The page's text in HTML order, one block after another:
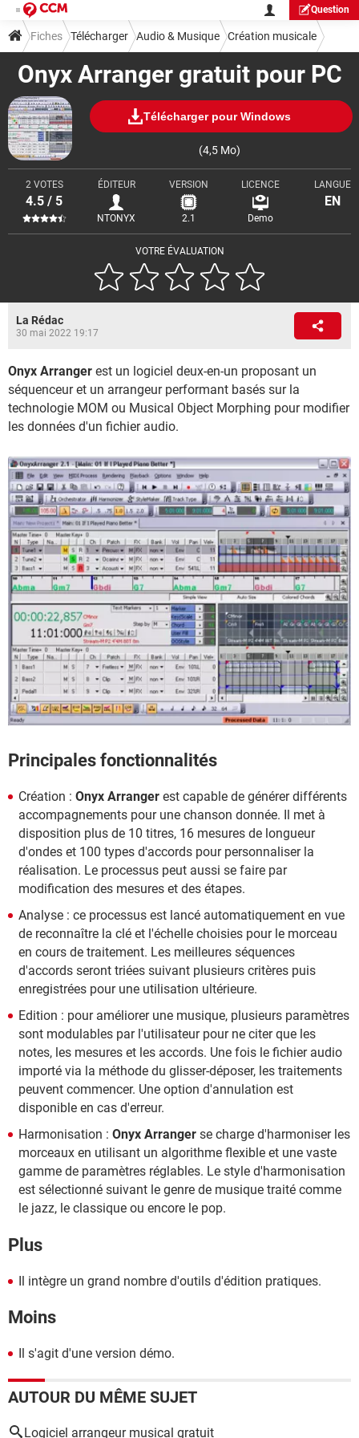
Question
Onyx Arranger gratuit pour PC
Télécharger pour Windows
(4,5 Mo)
VOTRE ÉVALUATION
2 VOTES
4.5 / 5
ÉDITEUR
NTONYX
VERSION
2.1
LICENCE
Demo
LANGUE
EN
Fiches Télécharger Audio & Musique Création musicale
La Rédac
30 mai 2022 19:17
Onyx Arranger est un logiciel deux-en-un proposant un
séquenceur et un arrangeur performant basés sur la
technologie MOM ou Musical Object Morphing pour modifier
les données d'un fichier audio.
Principales fonctionnalités
Création : Onyx Arranger est capable de générer différents
accompagnements pour une chanson donnée. Il met à
disposition plus de 10 titres, 16 mesures de longueur
d'ondes et 100 types d'accords pour personnaliser la
réalisation. Le processus peut aussi se faire par
modification des mesures et des étapes.
Analyse : ce processus est lancé automatiquement en vue
de reconnaître la clé et l'échelle choisies pour le morceau
en cours de traitement. Les meilleures séquences
d'accords seront triées suivant plusieurs critères puis
enregistrées pour une utilisation ultérieure.
Edition : pour améliorer une musique, plusieurs paramètres
sont modulables par l'utilisateur pour ne citer que les
notes, les mesures et les accords. Une fois le fichier audio
importé via la méthode du glisser-déposer, les traitements
peuvent commencer. Une option d'annulation est
disponible en cas d'erreur.
Harmonisation : Onyx Arranger se charge d'harmoniser les
morceaux en utilisant un algorithme flexible et une vaste
gamme de paramètres réglables. Le style d'harmonisation
est sélectionné suivant le genre de musique traité comme
le jazz, le classique ou encore le pop.
Plus
Il intègre un grand nombre d'outils d'édition pratiques.
Moins
Il s'agit d'une version démo.
AUTOUR DU MÊME SUJET
Logiciel arrangeur musical gratuit